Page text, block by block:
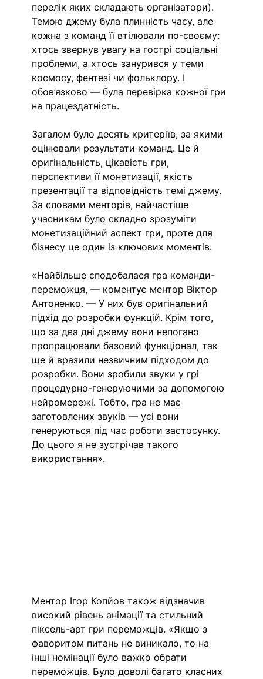
перелік яких складають організатори).
Темою джему була плинність часу, але
кожна з команд її втілювали по-своєму:
хтось звернув увагу на гострі соціальні
проблеми, а хтось занурився у теми
космосу, фентезі чи фольклору. І
обов’язково — була перевірка кожної гри
на працездатність.
Загалом було десять критеріїв, за якими
оцінювали результати команд. Це й
оригінальність, цікавість гри,
перспективи її монетизації, якість
презентації та відповідність темі джему.
За словами менторів, найчастіше
учасникам було складно зрозуміти
монетизаційний аспект гри, проте для
бізнесу це один із ключових моментів.
«Найбільше сподобалася гра команди-
переможця, — коментує ментор Віктор
Антоненко. — У них був оригінальний
підхід до розробки функцій. Крім того,
що за два дні джему вони непогано
пропрацювали базовий функціонал, так
ще й вразили незвичним підходом до
розробки. Вони зробили звуки у грі
процедурно-генеруючими за допомогою
нейромережі. Тобто, гра не має
заготовлених звуків — усі вони
генеруються під час роботи застосунку.
До цього я не зустрічав такого
використання».
Ментор Ігор Копйов також відзначив
високий рівень анімації та стильний
піксель-арт гри переможців. «Якщо з
фаворитом питань не виникало, то на
інші номінації було важко обрати
переможців. Було доволі багато класних